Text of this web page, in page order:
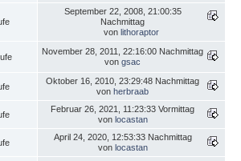
September 22, 2008, 21:00:35
Nachmittag
von lithoraptor
November 28, 2011, 22:16:00 Nachmittag
von gsac
Oktober 16, 2010, 23:29:48 Nachmittag
von herbraab
Februar 26, 2021, 11:23:33 Vormittag
von locastan
April 24, 2020, 12:53:33 Nachmittag
von locastan